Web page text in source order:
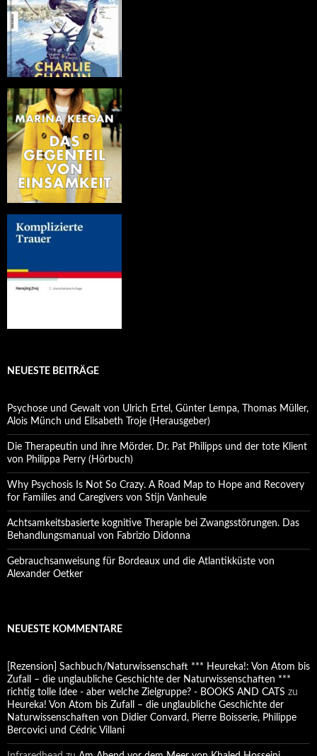
NEUESTE BEITRÄGE
Psychose und Gewalt von Ulrich Ertel, Günter Lempa, Thomas Müller,
Alois Münch und Elisabeth Troje (Herausgeber)
Die Therapeutin und ihre Mörder. Dr. Pat Philipps und der tote Klient
von Philippa Perry (Hörbuch)
Why Psychosis Is Not So Crazy. A Road Map to Hope and Recovery
for Families and Caregivers von Stijn Vanheule
Achtsamkeitsbasierte kognitive Therapie bei Zwangsstörungen. Das
Behandlungsmanual von Fabrizio Didonna
Gebrauchsanweisung für Bordeaux und die Atlantikküste von
Alexander Oetker
NEUESTE KOMMENTARE
[Rezension] Sachbuch/Naturwissenschaft *** Heureka!: Von Atom bis
Zufall – die unglaubliche Geschichte der Naturwissenschaften ***
richtig tolle Idee - aber welche Zielgruppe? - BOOKS AND CATS zu
Heureka! Von Atom bis Zufall – die unglaubliche Geschichte der
Naturwissenschaften von Didier Convard, Pierre Boisserie, Philippe
Bercovici und Cédric Villani